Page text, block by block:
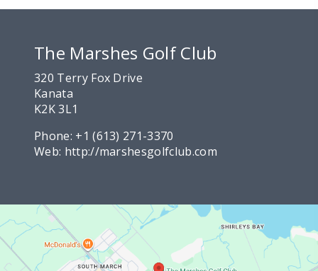
The Marshes Golf Club
320 Terry Fox Drive
Kanata
K2K 3L1
Phone: +1 (613) 271-3370
Web: http://marshesgolfclub.com